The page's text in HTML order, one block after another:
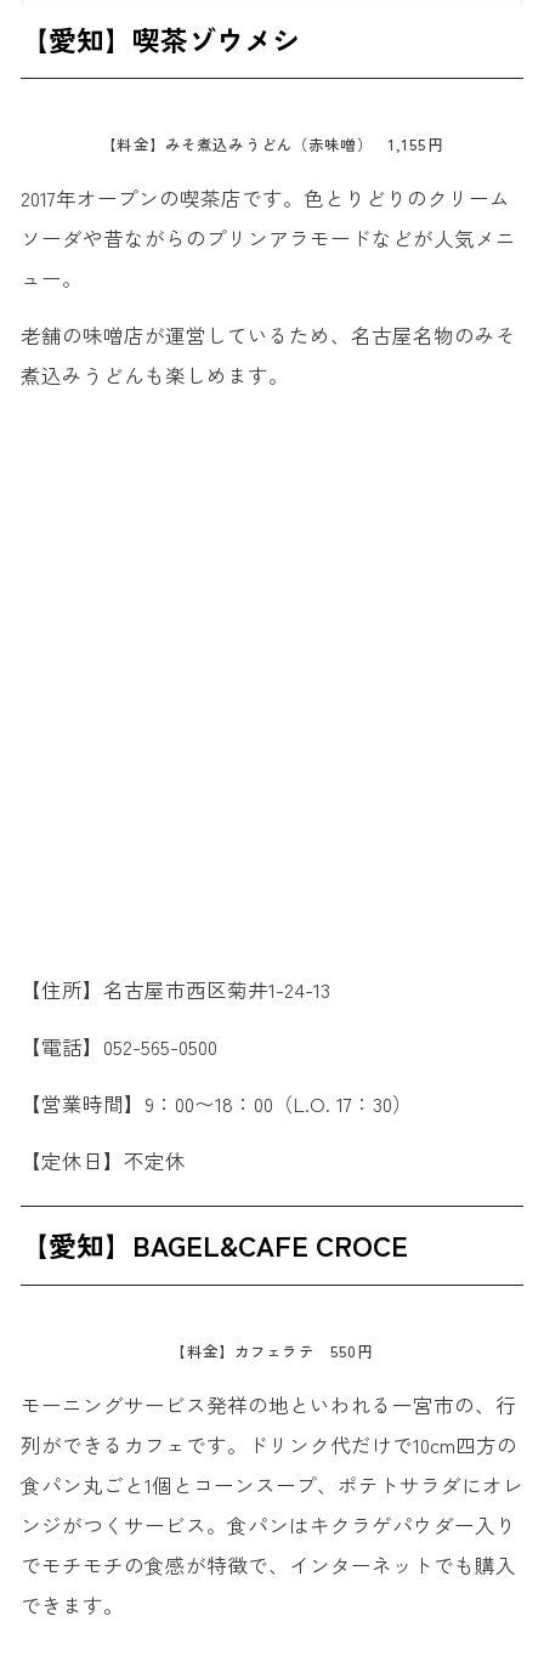
【愛知】喫茶ゾウメシ
【料金】みそ煮込みうどん（赤味噌） 1,155円
2017年オープンの喫茶店です。色とりどりのクリーム
ソーダや昔ながらのプリンアラモードなどが人気メニ
ュー。
老舗の味噌店が運営しているため、名古屋名物のみそ
煮込みうどんも楽しめます。
【住所】名古屋市西区菊井1-24-13
【電話】052-565-0500
【営業時間】9：00〜18：00（L.O. 17：30）
【定休日】不定休
【愛知】BAGEL&CAFE CROCE
【料金】カフェラテ 550円
モーニングサービス発祥の地といわれる一宮市の、行
列ができるカフェです。ドリンク代だけで10cm四方の
食パン丸ごと1個とコーンスープ、ポテトサラダにオレ
ンジがつくサービス。食パンはキクラゲパウダー入り
でモチモチの食感が特徴で、インターネットでも購入
できます。